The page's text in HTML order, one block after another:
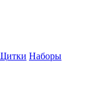
Наборы